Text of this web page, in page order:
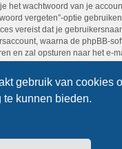
gebruik van cookies
te kunnen bieden.
het wachtwoord van je
vergeten”-optie
vereist dat je
waarna de phpBB-
en zal opsturen naar het e-
Nikon
2023